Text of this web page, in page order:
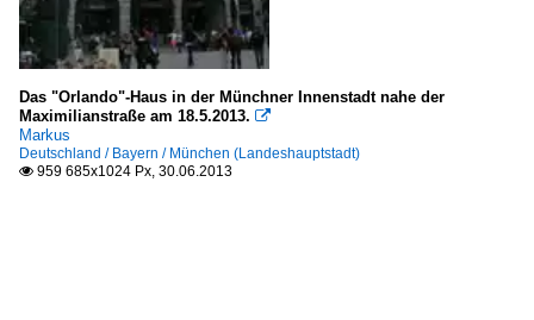
Das "Orlando"-Haus in der Münchner Innenstadt nahe der
Maximilianstraße am 18.5.2013. 
Markus
Deutschland / Bayern / München (Landeshauptstadt)
 959 685x1024 Px, 30.06.2013